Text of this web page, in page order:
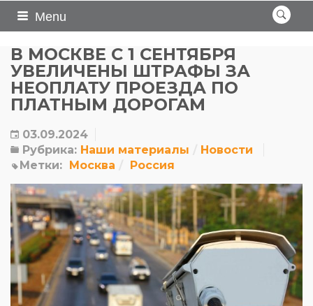
Menu
В МОСКВЕ С 1 СЕНТЯБРЯ
УВЕЛИЧЕНЫ ШТРАФЫ ЗА
НЕОПЛАТУ ПРОЕЗДА ПО
ПЛАТНЫМ ДОРОГАМ
03.09.2024
Рубрика: Наши материалы
Новости
Метки: Москва Россия